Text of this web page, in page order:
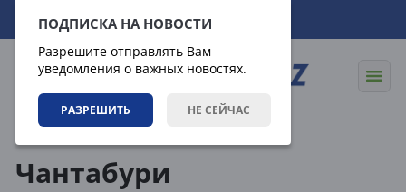
ПОДПИСКА НА НОВОСТИ
Разрешите отправлять Вам
уведомления о важных новостях.
РАЗРЕШИТЬ НЕ СЕЙЧАС
08.08.2026 18:55:57
Чантабури